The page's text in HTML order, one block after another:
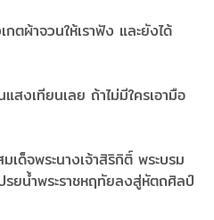
ตผ้าจวนให้เราฟัง และยังได้
สงเทียนเลย ถ้าไม่มีใครเอามือ
ด็จพระนางเจ้าสิริกิติ์ พระบรม
รยน้ำพระราชหฤทัยลงสู่หัตถศิลป์